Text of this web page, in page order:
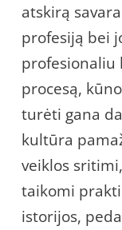
atskirą
profesiją bei
profesionaliu
procesą,
turėti gana
kultūra
veiklos
taikomi
istorijos,